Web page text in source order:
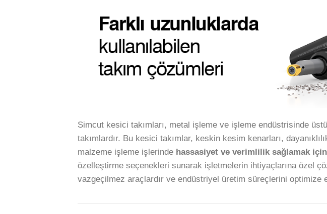
Simcut kesici takımları, metal işleme ve işleme endüstrisinde
takımlardır. Bu kesici takımlar, keskin kesim kenarları,
malzeme işleme işlerinde hassasiyet ve verimlilik sağlamak
özelleştirme seçenekleri sunarak işletmelerin ihtiyaçlarına özel
vazgeçilmez araçlardır ve endüstriyel üretim süreçlerini optimize